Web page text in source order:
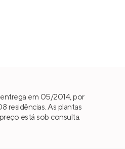
em 05/2014, por
residências. As plantas
está sob consulta.